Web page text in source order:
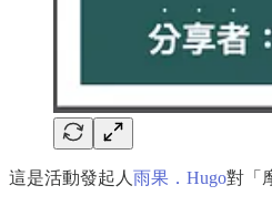
這是活動發起人 雨果．Hugo對「